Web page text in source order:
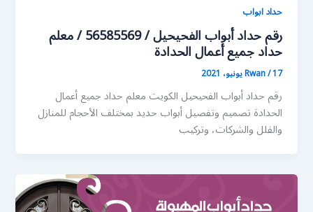
حداد ابواب
رقم حداد أبواب الفحيحيل / 56585569 / معلم
حداد جميع أعمال الحدادة
Rwan/17 يونيو، 2021
رقم حداد أبواب الفحيحيل الكويت معلم حداد جميع أعمال
الحدادة تصميم وتفصيل أبواب حديد بمختلف الأحجام للمنازل
والفلل والشركات، وتركيب